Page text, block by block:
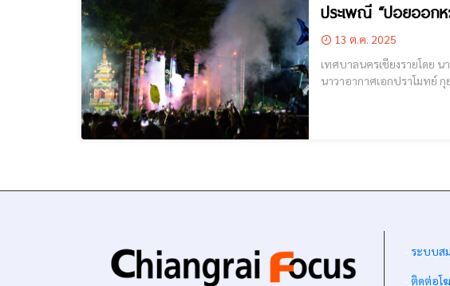
ประเพณี “ปอยออกห
13 ต.ค. 2025
เทศบาลนครเชียงรายโดย
นาวาอากาศเอกปราโมทย์
ระบบส
ติดต่อโ